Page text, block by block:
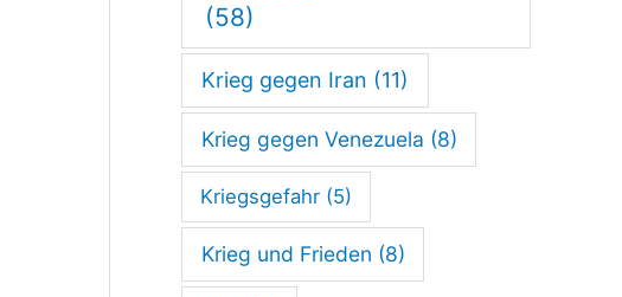
(58)
Krieg gegen Iran (11)
Krieg gegen Venezuela (8)
Kriegsgefahr (5)
Krieg und Frieden (8)